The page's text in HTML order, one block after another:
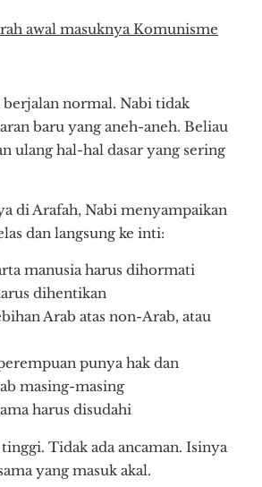
awal masuknya Komunisme
berjalan normal. Nabi tidak
baru yang aneh-aneh. Beliau
ulang hal-hal dasar yang sering
di Arafah, Nabi menyampaikan
dan langsung ke inti:
manusia harus dihormati
dihentikan
Arab atas non-Arab, atau
punya hak dan
masing-masing
harus disudahi
Tidak ada ancaman. Isinya
yang masuk akal.